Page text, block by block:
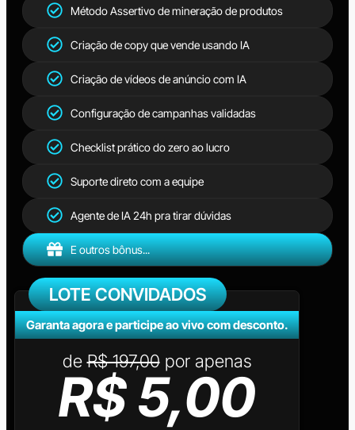
Método Assertivo de mineração de produtos
Criação de copy que vende usando IA
Criação de vídeos de anúncio com IA
Configuração de campanhas validadas
Checklist prático do zero ao lucro
Suporte direto com a equipe
Agente de IA 24h pra tirar dúvidas
E outros bônus...
LOTE CONVIDADOS
Garanta agora e participe ao vivo com desconto.
deR$ 197,00por apenas
R$ 5,00